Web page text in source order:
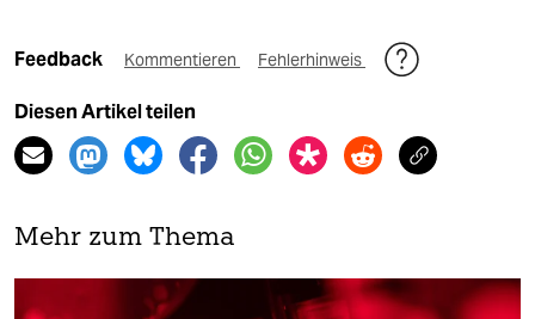
Feedback Kommentieren Fehlerhinweis
Diesen Artikel teilen
Mehr zum Thema